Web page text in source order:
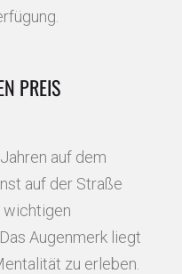
PREIS
auf dem
auf der Straße
wichtigen
Augenmerk liegt
zu erleben.